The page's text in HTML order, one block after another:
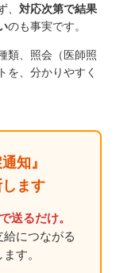
対応次第で結果
のも事実です。
類、照会（医師照
を、分かりやすく
知』
ます
送るだけ。
につながる
す。